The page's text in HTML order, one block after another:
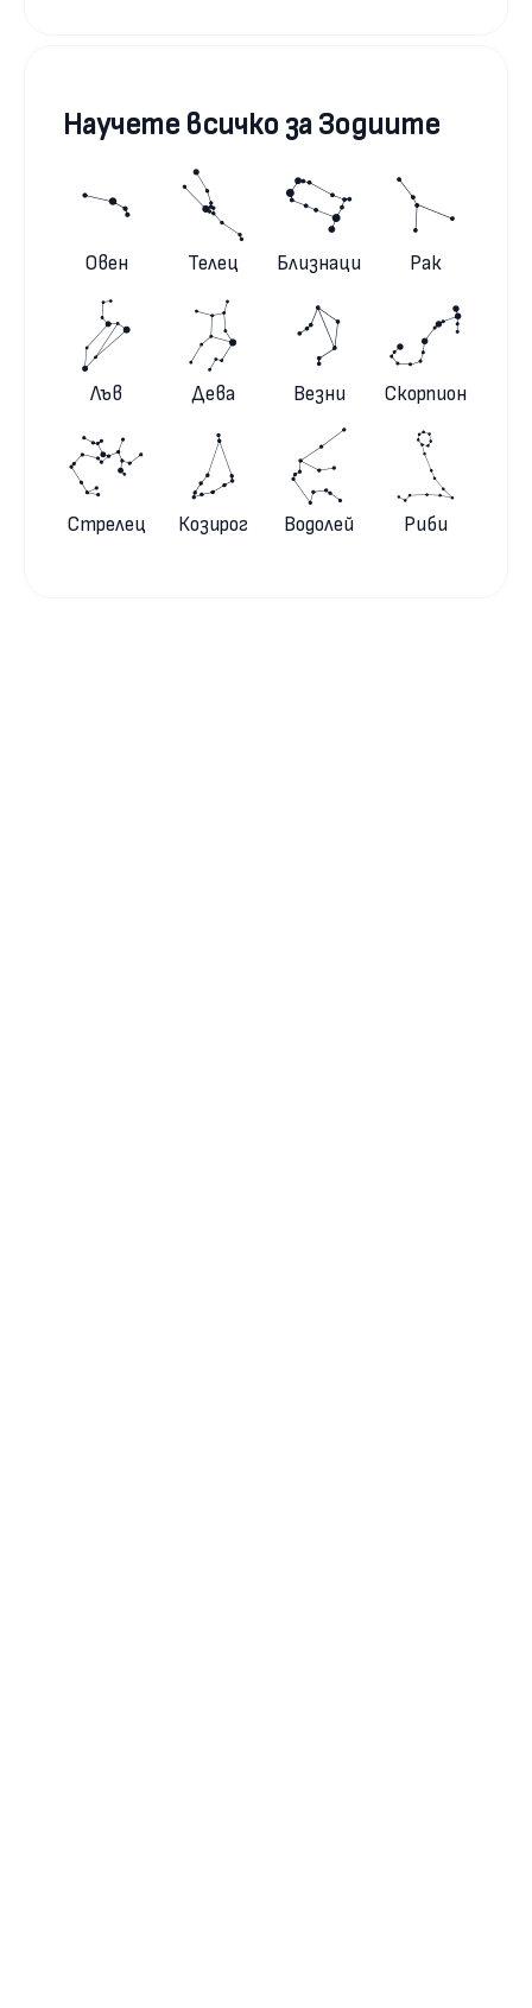
Научете всичко за Зодиите
Овен Телец Близнаци Рак
Лъв Дева Везни Скорпион
Стрелец Козирог Водолей Риби